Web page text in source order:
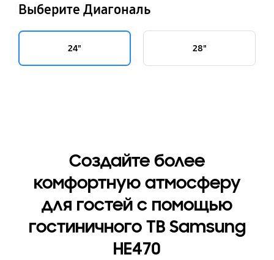
Выберите Диагональ
24" 28"
Создайте более
комфортную атмосферу
для гостей с помощью
гостиничного ТВ Samsung
HE470